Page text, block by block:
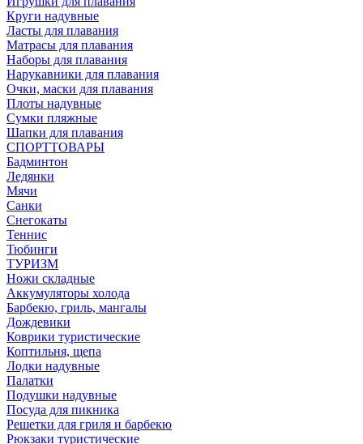
Круги надувные
Ласты для плавания
Матрасы для плавания
Наборы для плавания
Нарукавники для плавания
Очки, маски для плавания
Плоты надувные
Сумки пляжные
Шапки для плавания
СПОРТТОВАРЫ
Бадминтон
Ледянки
Мячи
Санки
Снегокаты
Теннис
Тюбинги
ТУРИЗМ
Ножи складные
Аккумуляторы холода
Барбекю, гриль, мангалы
Дождевики
Коврики туристические
Коптильня, щепа
Лодки надувные
Палатки
Подушки надувные
Посуда для пикника
Решетки для гриля и барбекю
Рюкзаки туристические